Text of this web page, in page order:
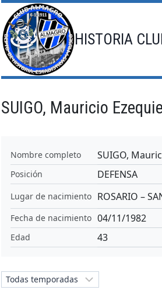
Saltar
al
contenido
HISTORIA
SUIGO, Mauricio Ezequiel
Nombre completo SUIGO,
Posición DEFENSA
Lugar de nacimiento ROSARIO –
Fecha de nacimiento 04/11/1982
Edad 43